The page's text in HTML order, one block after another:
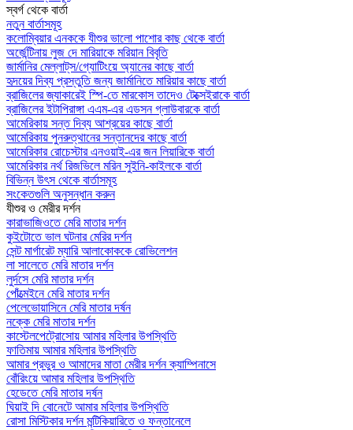
স্বর্গ থেকে বার্তা
নতুন বার্তাসমূহ
কলোম্বিয়ার এনককে যীশুর ভালো পাশোর কাছ থেকে বার্তা
অর্জেন্টিনায় লুজ দে মারিয়াকে মরিয়ান বিবৃতি
জার্মানির মেল্লাট্‌স/গ্যোটিংয়ে অ্যানের কাছে বার্তা
হৃদয়ের দিব্য প্রস্তুতি জন্য জার্মানিতে মারিয়ার কাছে বার্তা
ব্রাজিলের জ্যাকারেই স্পি-তে মারকোস তাদেও টেক্সেইরাকে বার্তা
ব্রাজিলের ইটাপিরাঙ্গা এএম-এর এডসন গ্লাউবারকে বার্তা
আমেরিকায় সন্ত দিব্য আশ্রয়ের কাছে বার্তা
আমেরিকায় পুনরুত্থানের সন্তানদের কাছে বার্তা
আমেরিকার রোচেস্টার এনওয়াই-এর জন লিয়ারিকে বার্তা
আমেরিকার নর্থ রিজভিলে মরিন সুইনি-কাইলকে বার্তা
বিভিন্ন উৎস থেকে বার্তাসমূহ
সংকেতগুলি অনুসন্ধান করুন
যীশুর ও মেরীর দর্শন
কারাভাজিওতে মেরি মাতার দর্শন
কুইটোতে ভাল ঘটনার মেরির দর্শন
সেন্ট মার্গারেট ম্যারি আলাকোককে রোভিলেশন
লা সালেতে মেরি মাতার দর্শন
লুর্দসে মেরি মাতার দর্শন
পোঁত্মেইনে মেরি মাতার দর্শন
পেলেভোয়াসিনে মেরি মাতার দর্ষন
নক্কে মেরি মাতার দর্শন
কাস্টেলপেট্রোসোয় আমার মহিলার উপস্থিতি
ফাতিমায় আমার মহিলার উপস্থিতি
আমার প্রভুর ও আমাদের মাতা মেরীর দর্শন ক্যাম্পিনাসে
বোঁরিংয়ে আমার মহিলার উপস্থিতি
হেডেতে মেরি মাতার দর্ষন
ঘিয়াই দি বোনেটে আমার মহিলার উপস্থিতি
রোসা মিস্টিকার দর্শন মন্টিকিয়ারিতে ও ফন্তানেলে